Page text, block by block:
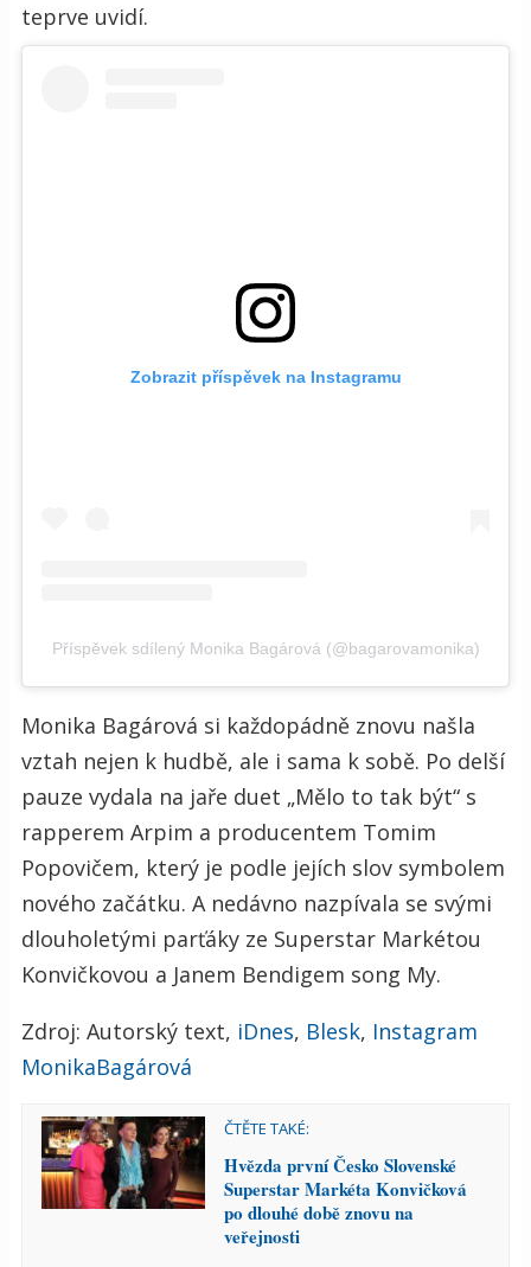
teprve uvidí.
Zobrazit příspěvek na Instagramu
Příspěvek sdílený Monika Bagárová (@bagarovamonika)
Monika Bagárová si každopádně znovu našla
vztah nejen k hudbě, ale i sama k sobě. Po delší
pauze vydala na jaře duet „Mělo to tak být“ s
rapperem Arpim a producentem Tomim
Popovičem, který je podle jejích slov symbolem
nového začátku. A nedávno nazpívala se svými
dlouholetými parťáky ze Superstar Markétou
Konvičkovou a Janem Bendigem song My.
Zdroj: Autorský text, iDnes, Blesk, Instagram
MonikaBagárová
ČTĚTE TAKÉ:
Hvězda první Česko Slovenské
Superstar Markéta Konvičková
po dlouhé době znovu na
veřejnosti